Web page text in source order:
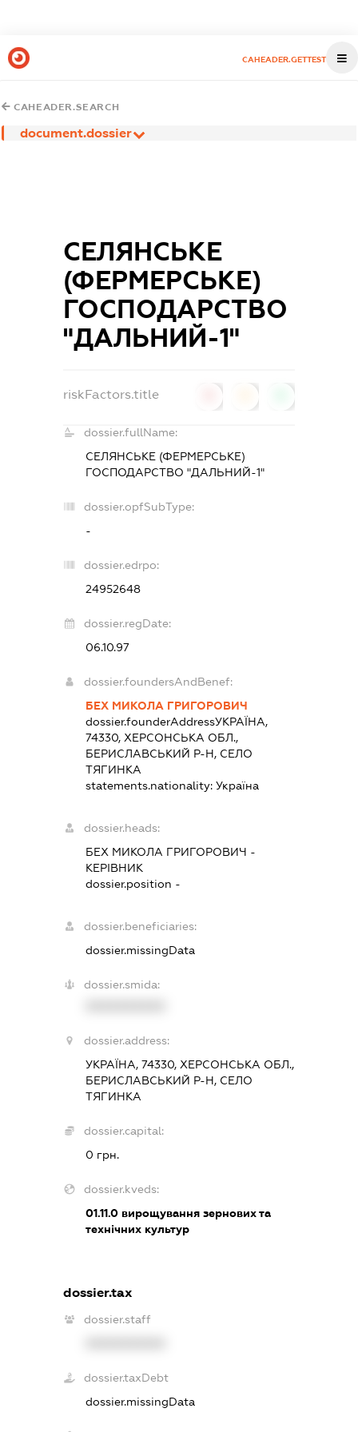
CAHEADER.GETTEST
CAHEADER.SEARCH
document.dossier
СЕЛЯНСЬКЕ
(ФЕРМЕРСЬКЕ)
ГОСПОДАРСТВО
"ДАЛЬНИЙ-1"
riskFactors.title
dossier.fullName:
СЕЛЯНСЬКЕ (ФЕРМЕРСЬКЕ)
ГОСПОДАРСТВО "ДАЛЬНИЙ-1"
dossier.opfSubType:
-
dossier.edrpo:
24952648
dossier.regDate:
06.10.97
dossier.foundersAndBenef:
БЕХ МИКОЛА ГРИГОРОВИЧ
dossier.founderAddressУКРАЇНА,
74330, ХЕРСОНСЬКА ОБЛ.,
БЕРИСЛАВСЬКИЙ Р-Н, СЕЛО
ТЯГИНКА
statements.nationality:Україна
dossier.heads:
БЕХ МИКОЛА ГРИГОРОВИЧ -
КЕРІВНИК
dossier.position -
dossier.beneficiaries:
dossier.missingData
dossier.smida:
dossier.address:
УКРАЇНА, 74330, ХЕРСОНСЬКА ОБЛ.,
БЕРИСЛАВСЬКИЙ Р-Н, СЕЛО
ТЯГИНКА
dossier.capital:
0 грн.
dossier.kveds:
01.11.0 вирощування зернових та
технічних культур
dossier.tax
dossier.staff
dossier.taxDebt
dossier.missingData